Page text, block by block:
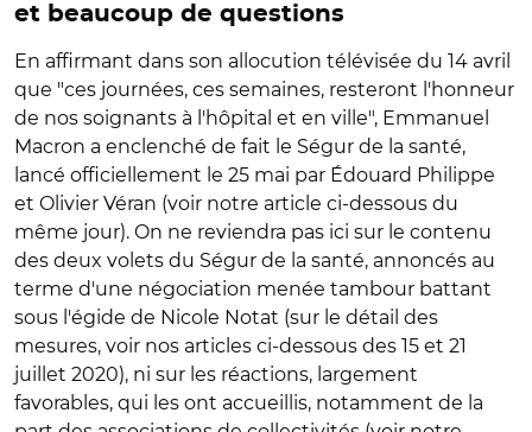
et beaucoup de questions
En affirmant dans son allocution télévisée du 14 avril
que "ces journées, ces semaines, resteront l'honneur
de nos soignants à l'hôpital et en ville", Emmanuel
Macron a enclenché de fait le Ségur de la santé,
lancé officiellement le 25 mai par Édouard Philippe
et Olivier Véran (voir notre article ci-dessous du
même jour). On ne reviendra pas ici sur le contenu
des deux volets du Ségur de la santé, annoncés au
terme d'une négociation menée tambour battant
sous l'égide de Nicole Notat (sur le détail des
mesures, voir nos articles ci-dessous des 15 et 21
juillet 2020), ni sur les réactions, largement
favorables, qui les ont accueillis, notamment de la